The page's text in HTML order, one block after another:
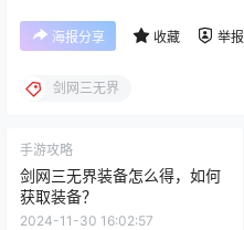
海报分享 收藏 举报
剑网三无界
手游攻略
剑网三无界装备怎么得，如何
获取装备？
2024-11-30 16:02:57